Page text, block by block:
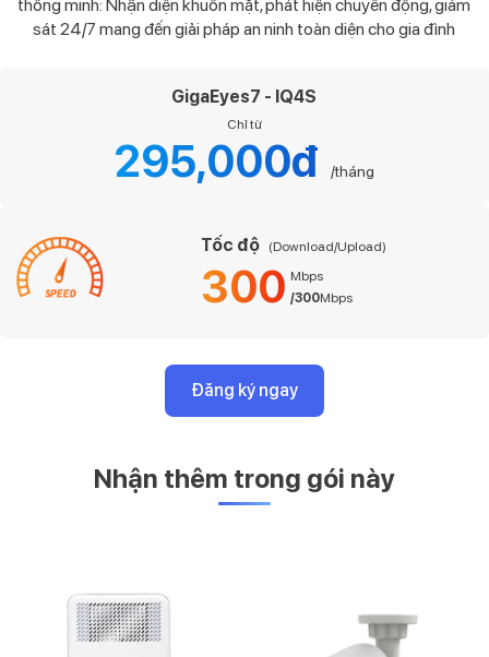
thông minh: Nhận diện khuôn mặt, phát hiện chuyển động, giám
sát 24/7 mang đến giải pháp an ninh toàn diện cho gia đình
GigaEyes7 - IQ4S
Chỉ từ
295,000đ /tháng
Tốc độ (Download/Upload)
300 Mbps
/300Mbps
Đăng ký ngay
Nhận thêm trong gói này